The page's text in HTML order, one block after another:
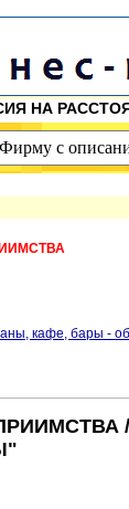
НА
кафе, бары -